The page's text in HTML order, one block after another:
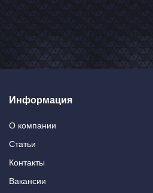
Информация
О компании
Статьи
Контакты
Вакансии